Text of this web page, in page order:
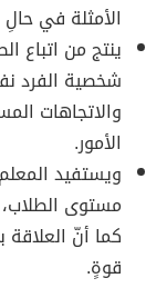
الأمثلة في
ينتج من اتباع
شخصية الفرد
والاتجاهات
الأمور.
ويستفيد
مستوى
كما أنّ العلاقة
قوةٍ.